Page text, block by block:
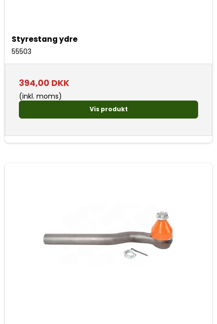
Styrestang ydre
55503
394,00 DKK
(inkl. moms)
Vis produkt